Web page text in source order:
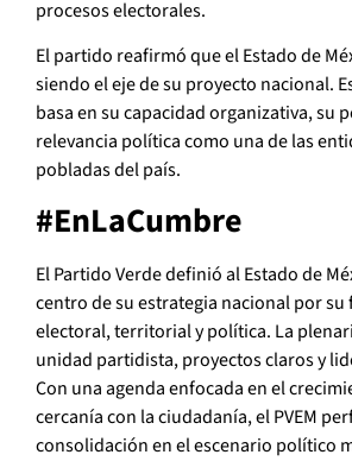
procesos electorales.
El partido reafirmó que el Estado de
siendo el eje de su proyecto nacional.
basa en su capacidad organizativa, su
relevancia política como una de las
pobladas del país.
#EnLaCumbre
El Partido Verde definió al Estado de
centro de su estrategia nacional por su
electoral, territorial y política. La
unidad partidista, proyectos claros y
Con una agenda enfocada en el
cercanía con la ciudadanía, el PVEM
consolidación en el escenario político